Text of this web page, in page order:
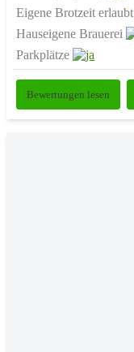
Eigene Brotzeit erlaubt
Hauseigene Brauerei
Parkplätze
Bewertungen lesen